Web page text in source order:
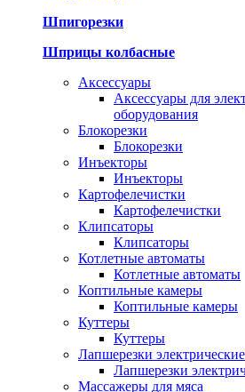
Шпигорезки
Шприцы колбасные
Аксессуары
Аксессуары для
оборудования
Блокорезки
Блокорезки
Инъекторы
Инъекторы
Картофелечистки
Картофелечистки
Клипсаторы
Клипсаторы
Котлетные автоматы
Котлетные автоматы
Коптильные камеры
Коптильные камеры
Куттеры
Куттеры
Лапшерезки электрические
Лапшерезки
Массажеры для мяса